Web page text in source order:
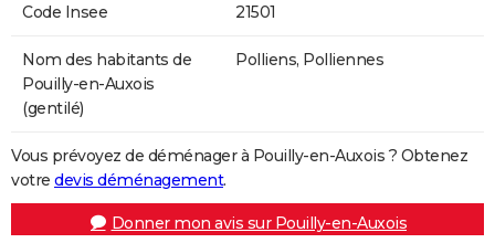
Code Insee 21501
Nom des habitants de
Pouilly-en-Auxois
(gentilé)
Polliens, Polliennes
Vous prévoyez de déménager à Pouilly-en-Auxois ? Obtenez
votre devis déménagement.
Donner mon avis sur Pouilly-en-Auxois